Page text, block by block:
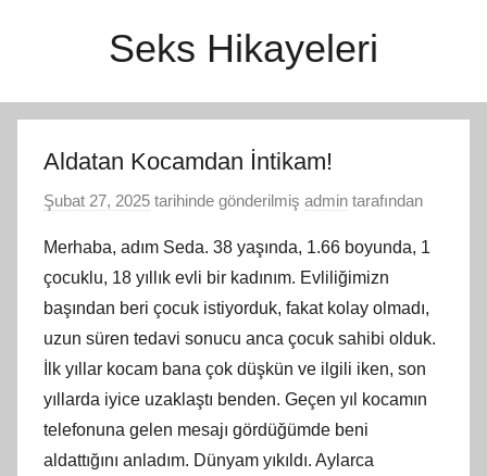
Seks Hikayeleri
Aldatan Kocamdan İntikam!
Şubat 27, 2025 tarihinde gönderilmiş admin tarafından
Merhaba, adım Seda. 38 yaşında, 1.66 boyunda, 1
çocuklu, 18 yıllık evli bir kadınım. Evliliğimizn
başından beri çocuk istiyorduk, fakat kolay olmadı,
uzun süren tedavi sonucu anca çocuk sahibi olduk.
İlk yıllar kocam bana çok düşkün ve ilgili iken, son
yıllarda iyice uzaklaştı benden. Geçen yıl kocamın
telefonuna gelen mesajı gördüğümde beni
aldattığını anladım. Dünyam yıkıldı. Aylarca